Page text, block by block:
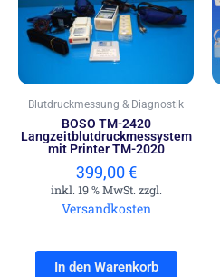
Blutdruckmessung & Diagnostik
BOSO TM-2420
Langzeitblutdruckmessystem
mit Printer TM-2020
399,00€
inkl. 19 % MwSt. zzgl.
Versandkosten
In den Warenkorb